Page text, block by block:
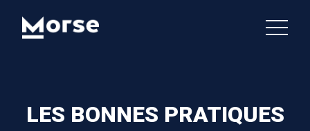
LES BONNES PRATIQUES